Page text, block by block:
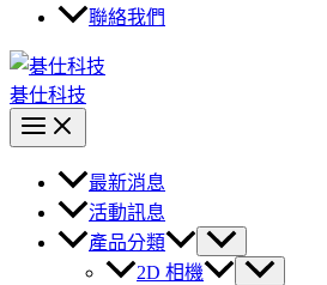
聯絡我們
碁仕科技
最新消息
活動訊息
產品分類
2D 相機